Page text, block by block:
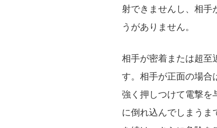
射できませんし、相手
うがありません。
相手が密着または超至
す。相手が正面の場合
強く押しつけて電撃を
に倒れ込んでしまう